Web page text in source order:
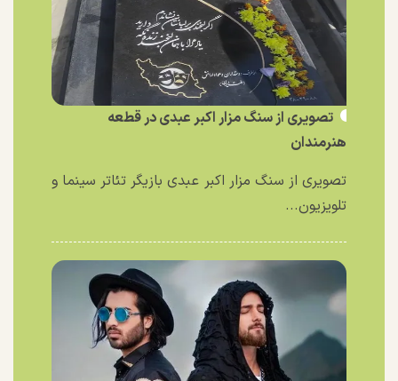
تصویری از سنگ مزار اکبر عبدی در قطعه
هنرمندان
تصویری از سنگ مزار اکبر عبدی بازیگر تئاتر سینما و
تلویزیون...